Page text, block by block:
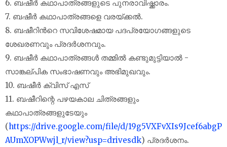
6. ബഷീർ കഥാപാത്രങ്ങളുടെ പുനരാവിഷ്ക്കാരം.
7. ബഷീർ കഥാപാത്രങ്ങളെ വരയ്ക്കൽ.
8. ബഷീറിൻറെ സവിശേഷമായ പദപ്രയോഗങ്ങളുടെ
ശേഖരണവും പ്രദർശനവും.
9. ബഷീർ കഥാപാത്രങ്ങൾ തമ്മിൽ കണ്ടുമുട്ടിയാൽ -
സാങ്കല്പിക സംഭാഷണവും അഭിമുഖവും.
10. ബഷീർ ക്വിസ് എസ്
11. ബഷീറിന്റെ പഴയകാല ചിത്രങ്ങളും
കഥാപാത്രങ്ങളുടേയും
(https://drive.google.com/file/d/19g5VXFvXIs9Jcef6abgP
AUmXOPWwjl_r/view?usp=drivesdk) പ്രദർശനം.